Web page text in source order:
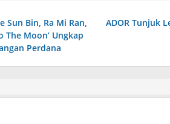
Sun Bin, Ra Mi Ran,
The Moon’ Ungkap
Perdana
ADOR Tunjuk